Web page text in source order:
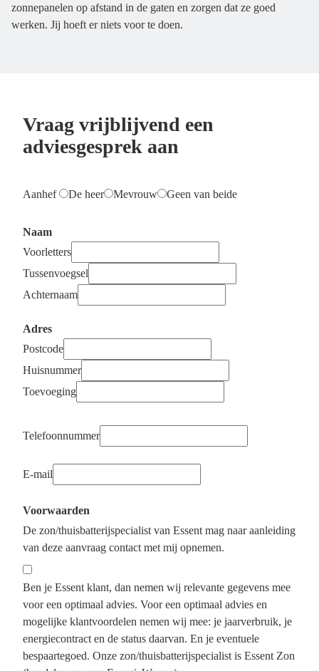
zonnepanelen op afstand in de gaten en zorgen dat ze goed
werken. Jij hoeft er niets voor te doen.
Vraag vrijblijvend een
adviesgesprek aan
Aanhef De heer Mevrouw Geen van beide
Naam
Voorletters
Tussenvoegsel
Achternaam
Adres
Postcode
Huisnummer
Toevoeging
Telefoonnummer
E-mail
Voorwaarden
De zon/thuisbatterijspecialist van Essent mag naar aanleiding
van deze aanvraag contact met mij opnemen.
Ben je Essent klant, dan nemen wij relevante gegevens mee
voor een optimaal advies. Voor een optimaal advies en
mogelijke klantvoordelen nemen wij mee: je jaarverbruik, je
energiecontract en de status daarvan. En je eventuele
bespaartegoed. Onze zon/thuisbatterijspecialist is Essent Zon